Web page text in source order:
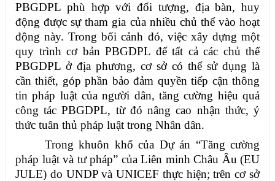
PBGDPL phù hợp với đối tượng, địa bàn, huy
động được sự tham gia của nhiều chủ thể vào hoạt
động này. Trong bối cảnh đó, việc xây dựng một
quy trình cơ bản PBGDPL để tất cả các chủ thể
PBGDPL ở địa phương, cơ sở có thể sử dụng là
cần thiết, góp phần bảo đảm quyền tiếp cận thông
tin pháp luật của người dân, tăng cường hiệu quả
công tác PBGDPL, từ đó nâng cao nhận thức, ý
thức tuân thủ pháp luật trong Nhân dân.
Trong khuôn khổ của Dự án “Tăng cường
pháp luật và tư pháp” của Liên minh Châu Âu (EU
JULE) do UNDP và UNICEF thực hiện; trên cơ sở